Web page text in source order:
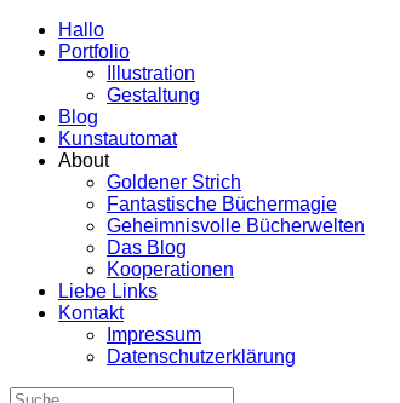
Hallo
Portfolio
Illustration
Gestaltung
Blog
Kunstautomat
About
Goldener Strich
Fantastische Büchermagie
Geheimnisvolle Bücherwelten
Das Blog
Kooperationen
Liebe Links
Kontakt
Impressum
Datenschutzerklärung